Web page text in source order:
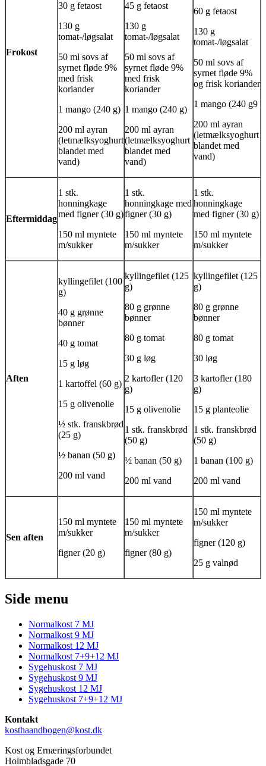
Frokost
30 g fetaost
130 g
tomat-/løgsalat
50 ml sovs af
syrnet fløde 9%
med frisk
koriander
1 mango (240 g)
200 ml ayran
(letmælksyoghurt
blandet med
vand)
45 g fetaost
130 g
tomat-/løgsalat
50 ml sovs af
syrnet fløde 9%
med frisk
koriander
1 mango (240 g)
200 ml ayran
(letmælksyoghurt
blandet med
vand)
60 g fetaost
130 g
tomat-/løgsalat
50 ml sovs af
syrnet fløde 9%
og frisk koriander
1 mango (240 g9
200 ml ayran
(letmælksyoghurt
blandet med
vand)
Eftermiddag
1 stk.
honningkage
med figner (30 g)
150 ml myntete
m/sukker
1 stk.
honningkage med
figner (30 g)
150 ml myntete
m/sukker
1 stk.
honningkage
med figner (30 g)
150 ml myntete
m/sukker
Aften
kyllingefilet (100
g)
40 g grønne
bønner
40 g tomat
15 g løg
1 kartoffel (60 g)
15 g olivenolie
½ stk. franskbrød
(25 g)
½ banan (50 g)
200 ml vand
kyllingefilet (125
g)
80 g grønne
bønner
80 g tomat
30 g løg
2 kartofler (120
g)
15 g olivenolie
1 stk. franskbrød
(50 g)
½ banan (50 g)
200 ml vand
kyllingefilet (125
g)
80 g grønne
bønner
80 g tomat
30 løg
3 kartofler (180
g)
15 g planteolie
1 stk. franskbrød
(50 g)
1 banan (100 g)
200 ml vand
Sen aften
150 ml myntete
m/sukker
figner (20 g)
150 ml myntete
m/sukker
figner (80 g)
150 ml myntete
m/sukker
figner (120 g)
25 g valnød
Side menu
Normalkost 7 MJ
Normalkost 9 MJ
Normalkost 12 MJ
Normalkost 7+9+12 MJ
Sygehuskost 7 MJ
Sygehuskost 9 MJ
Sygehuskost 12 MJ
Sygehuskost 7+9+12 MJ
Kontakt
kosthaandbogen@kost.dk
Kost og Ernæringsforbundet
Holmbladsgade 70